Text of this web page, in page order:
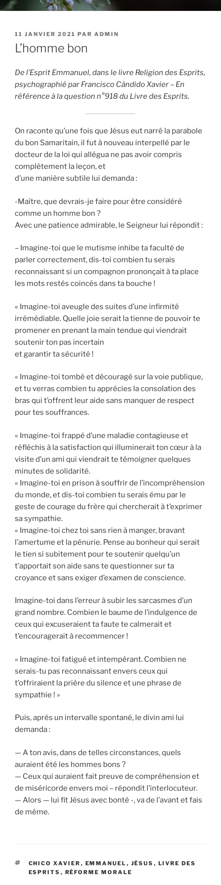
PUBLIÉ
LE
11 JANVIER 2021 PAR ADMIN
L’homme bon
De l’Esprit Emmanuel, dans le livre Religion des Esprits,
psychographié par Francisco Cândido Xavier – En
référence à la question n°918 du Livre des Esprits.
On raconte qu’une fois que Jésus eut narré la parabole
du bon Samaritain, il fut à nouveau interpellé par le
docteur de la loi qui allégua ne pas avoir compris
complètement la leçon, et
d’une manière subtile lui demanda :
-Maître, que devrais-je faire pour être considéré
comme un homme bon ?
Avec une patience admirable, le Seigneur lui répondit :
– Imagine-toi que le mutisme inhibe ta faculté de
parler correctement, dis-toi combien tu serais
reconnaissant si un compagnon prononçait à ta place
les mots restés coincés dans ta bouche !
« Imagine-toi aveugle des suites d’une infirmité
irrémédiable. Quelle joie serait la tienne de pouvoir te
promener en prenant la main tendue qui viendrait
soutenir ton pas incertain
et garantir ta sécurité !
« Imagine-toi tombé et découragé sur la voie publique,
et tu verras combien tu apprécies la consolation des
bras qui t’offrent leur aide sans manquer de respect
pour tes souffrances.
« Imagine-toi frappé d’une maladie contagieuse et
réfléchis à la satisfaction qui illuminerait ton cœur à la
visite d’un ami qui viendrait te témoigner quelques
minutes de solidarité.
« Imagine-toi en prison à souffrir de l’incompréhension
du monde, et dis-toi combien tu serais ému par le
geste de courage du frère qui chercherait à t’exprimer
sa sympathie.
« Imagine-toi chez toi sans rien à manger, bravant
l’amertume et la pénurie. Pense au bonheur qui serait
le tien si subitement pour te soutenir quelqu’un
t’apportait son aide sans te questionner sur ta
croyance et sans exiger d’examen de conscience.
Imagine-toi dans l’erreur à subir les sarcasmes d’un
grand nombre. Combien le baume de l’indulgence de
ceux qui excuseraient ta faute te calmerait et
t’encouragerait à recommencer !
« Imagine-toi fatigué et intempérant. Combien ne
serais-tu pas reconnaissant envers ceux qui
t’offriraient la prière du silence et une phrase de
sympathie ! »
Puis, après un intervalle spontané, le divin ami lui
demanda :
— A ton avis, dans de telles circonstances, quels
auraient été les hommes bons ?
— Ceux qui auraient fait preuve de compréhension et
de miséricorde envers moi – répondit l’interlocuteur.
— Alors — lui fit Jésus avec bonté -, va de l’avant et fais
de même.
ÉTIQUETTES
CHICO XAVIER , EMMANUEL , JÉSUS , LIVRE DES
ESPRITS , RÉFORME MORALE